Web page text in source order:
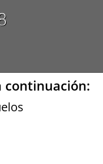
continuación: